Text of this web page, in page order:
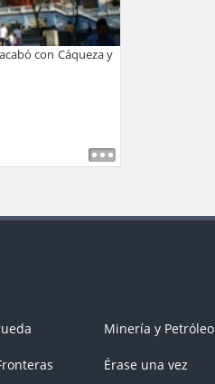
con Cáqueza y
Minería y Petróleo
Érase una vez